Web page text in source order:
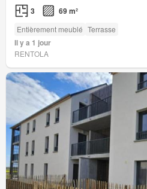
3 69 m²
Entièrement meublé Terrasse
Il y a 1 jour
RENTOLA